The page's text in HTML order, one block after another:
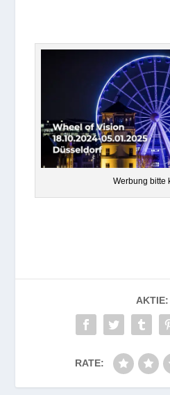
Wer­bung bitte
AKTIE:
RATE: